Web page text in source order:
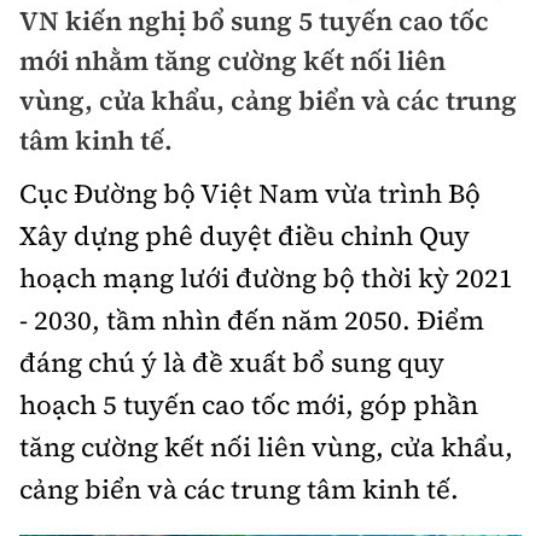
Chuyện dọc đường
Cải chính
Quy hoạch kiến trúc
Vật liệu xây dựng
Giám định chất lượng
Quản lý đô thị
Quản lý
Đường bộ
Hàng không
Đường sắt
Đăng kiểm
Đường sắt tốc độ cao
Đường thủy
Hàng hải
Kinh tế
Thị trường
Chứng khoán
Bảo hiểm
Doanh nghiệp
Pháp luật
Thanh tra
An ninh hình sự
Điều tra
Pháp đình
Hỏi - Đáp
An toàn giao thông
Giao thông 24h
ATGT địa phương
Văn hóa giao thông
Lái xe an toàn
Chung tay vì ATGT
Chất lượng sống
Giáo dục
Y tế
Đời sống
Lao động - Công đoàn
Văn hóa - Giải Trí
Văn hóa
Showbiz
Điện ảnh
Thể thao
Bóng đá
Công nghệ
VN kiến nghị bổ sung 5 tuyến cao tốc
mới nhằm tăng cường kết nối liên
vùng, cửa khẩu, cảng biển và các trung
tâm kinh tế.
Cục Đường bộ Việt Nam vừa trình Bộ
Xây dựng phê duyệt điều chỉnh Quy
hoạch mạng lưới đường bộ thời kỳ 2021
- 2030, tầm nhìn đến năm 2050. Điểm
đáng chú ý là đề xuất bổ sung quy
hoạch 5 tuyến cao tốc mới, góp phần
tăng cường kết nối liên vùng, cửa khẩu,
cảng biển và các trung tâm kinh tế.